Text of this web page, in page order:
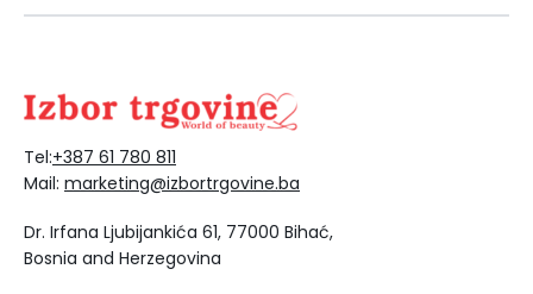
Tel:+387 61 780 811
Mail: marketing@izbortrgovine.ba
Dr. Irfana Ljubijankića 61, 77000 Bihać,
Bosnia and Herzegovina